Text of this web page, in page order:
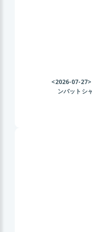
<2026-07-27>
ンバットシ
抜群 戦闘服